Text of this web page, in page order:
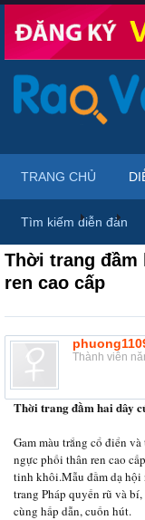
Diễn đàn ...
Thời trang đầm
ren cao cấp
Thành viên
Thời trang đầm hai dây
Gam màu trắng cổ điển và
ngực phối thân ren cao
tinh khôi.Mẫu đầm dạ hội
trang Pháp quyến rũ và
cùng hấp dẫn, cuốn hút.
TRANG CHỦ
Tìm kiếm diễn đàn